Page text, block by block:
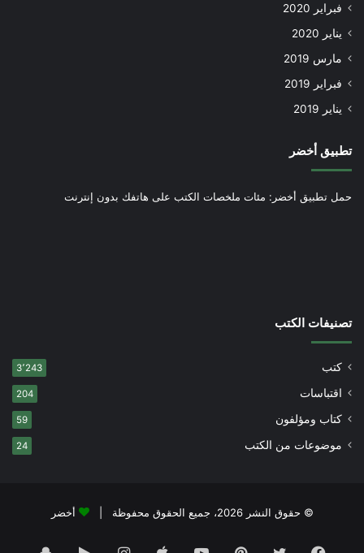
فبراير 2020
يناير 2020
مارس 2019
فبراير 2019
يناير 2019
تطبيق أخضر
حمل تطبيق أخضر: مئات ملخصات الكتب على هاتفك بدون إنترنت
تصنيفات الكتب
كتب 3٬243
اقتباسات 204
كتاب ومؤلفون 59
موضوعات من الكتب 24
© حقوق النشر 2026، جميع الحقوق محفوظة | أخضر